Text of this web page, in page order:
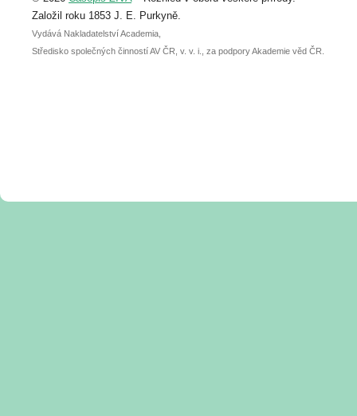
posteru je už 30. června.
Založil roku 1853 J. E. Purkyně.
Vydává Nakladatelství Academia,
Středisko společných činností AV ČR, v. v. i., za podpory Akademie věd ČR.